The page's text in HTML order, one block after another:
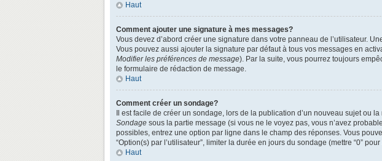
Haut
Comment ajouter une signature à mes messages?
Vous devez d’abord créer une signature dans votre panneau de l’utilisateur.
Vous pouvez aussi ajouter la signature par défaut à tous vos messages en
Modifier les préférences de message). Par la suite, vous pourrez toujours
le formulaire de rédaction de message.
Haut
Comment créer un sondage?
Il est facile de créer un sondage, lors de la publication d’un nouveau sujet ou
Sondage sous la partie message (si vous ne le voyez pas, vous n’avez
possibles, entrez une option par ligne dans le champ des réponses. Vous
“Option(s) par l’utilisateur”, limiter la durée en jours du sondage (mettre “0”
Haut